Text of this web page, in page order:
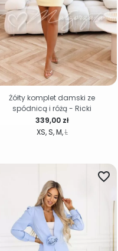
XS S M L
Cena
339,00 zł
Żółty komplet damski ze
spódnicą i różą - Ricki
favorite_border